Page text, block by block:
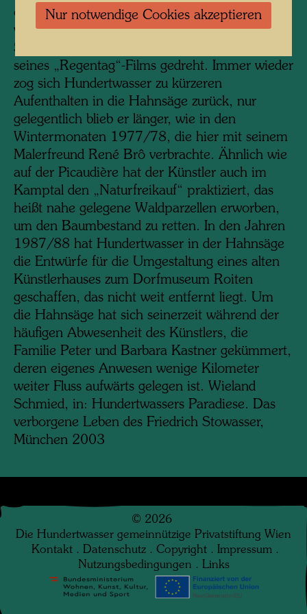
einmal zwei Autostunden von Wien entfernt so
viel Abgeschiedenheit finden ließ. Peter
Schamoni hat hier einige inspirierte Sequenzen
seines „Regentag“-Films gedreht. Immer wieder
zog sich Hundertwasser zu kürzeren
Aufenthalten in die Hahnsäge zurück, nur
gelegentlich blieb er länger, wie in den
Wintermonaten 1977/78, die hier mit seinem
Malerfreund René Brô verbrachte. Ähnlich wie
auf der Picaudière hat der Künstler auch im
Kamptal den „Naturfreikauf“ praktiziert, das
heißt nahe gelegene Waldparzellen erworben,
um den Baumbestand zu retten. In den Jahren
1987/88 hat Hundertwasser in der Hahnsäge
die Entwürfe für die Umgestaltung eines alten
Künstlerhauses zum Dorfmuseum Roiten
geschaffen, das nicht weit entfernt liegt. Um
die Hahnsäge hat sich seinerzeit während der
häufigen Abwesenheit des Künstlers, die
Familie Peter und Barbara Kastner gekümmert,
deren eigenes Anwesen wenige Kilometer
weiter Fluss aufwärts gelegen ist. Wieland
Schmied, in: Hundertwassers Paradiese. Das
verborgene Leben des Friedrich Stowasser,
München 2003
© 2026
Die Hundertwasser gemeinnützige Privatstiftung Wien
Kontakt . Datenschutz . Copyright . Impressum .
Nutzungsbedingungen . Links
Nur notwendige Cookies akzeptieren